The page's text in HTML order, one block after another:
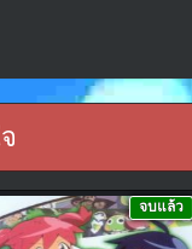
จบแล้ว